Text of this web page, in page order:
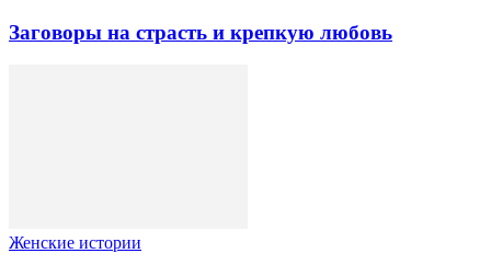
Заговоры на страсть и крепкую любовь
Женские истории